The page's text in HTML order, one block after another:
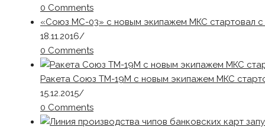
0 Comments
«Союз МС-03» с новым экипажем МКС стартовал с
18.11.2016/
0 Comments
Ракета Союз ТМ-19М с новым экипажем МКС
15.12.2015/
0 Comments